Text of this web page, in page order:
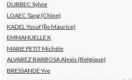
DURBEC Sylvie
LOAEC Tang (Chine)
KADEL Yusuf (Île Maurice)
EMMANUELLE K
MARIE PETIT Michèle
ALVAREZ BARBOSA Alexis (Belgique)
BRESSANDE Yve